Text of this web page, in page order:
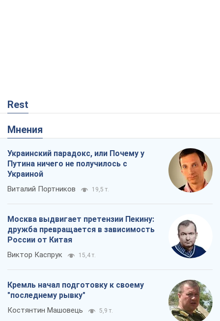
Rest
Мнения
Украинский парадокс, или Почему у
Путина ничего не получилось с
Украиной
Виталий Портников 19,5 т.
Москва выдвигает претензии Пекину:
дружба превращается в зависимость
России от Китая
Виктор Каспрук 15,4 т.
Кремль начал подготовку к своему
"последнему рывку"
Костянтин Машовець 5,9 т.